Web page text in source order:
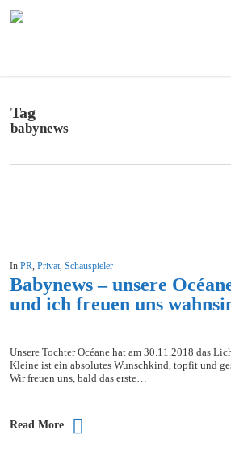
Tag
babynews
InPR,Privat,Schauspieler
Babynews – unsere
und ich freuen uns
Unsere Tochter Océane hat am 30.11.2018 das
Kleine ist ein absolutes Wunschkind, topfit und
Wir freuen uns, bald das erste…
Read More